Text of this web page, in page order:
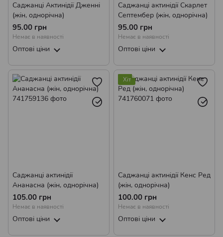
Саджанці Актинідії Дженні
(жін, однорічна)
95.00 грн
Немає в наявності
Оптові ціни
Саджанці актинідії Скарлет
Септембер (жін, однорічна)
95.00 грн
Немає в наявності
Оптові ціни
Саджанці актинідії
Ананасна (жін, однорічна)
105.00 грн
Немає в наявності
Оптові ціни
Хіт
Саджанці актинідії Кенс Ред
(жін, однорічна)
100.00 грн
Немає в наявності
Оптові ціни